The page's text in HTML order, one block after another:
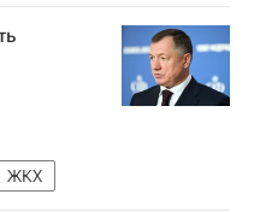
ЖКХ